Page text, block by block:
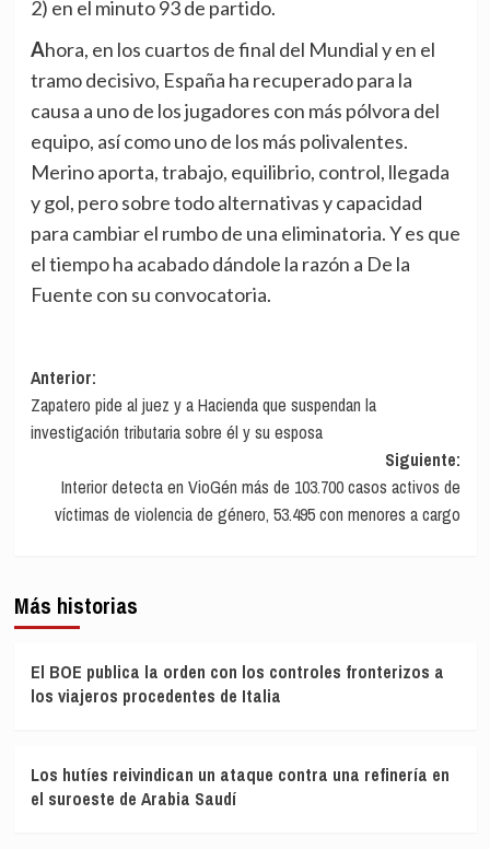
2) en el minuto 93 de partido.
Ahora, en los cuartos de final del Mundial y en el
tramo decisivo, España ha recuperado para la
causa a uno de los jugadores con más pólvora del
equipo, así como uno de los más polivalentes.
Merino aporta, trabajo, equilibrio, control, llegada
y gol, pero sobre todo alternativas y capacidad
para cambiar el rumbo de una eliminatoria. Y es que
el tiempo ha acabado dándole la razón a De la
Fuente con su convocatoria.
Navegación
de
entradas
Anterior:
Zapatero pide al juez y a Hacienda que suspendan la
investigación tributaria sobre él y su esposa
Siguiente:
Interior detecta en VioGén más de 103.700 casos activos de
víctimas de violencia de género, 53.495 con menores a cargo
Más historias
El BOE publica la orden con los controles fronterizos a
los viajeros procedentes de Italia
Los hutíes reivindican un ataque contra una refinería en
el suroeste de Arabia Saudí